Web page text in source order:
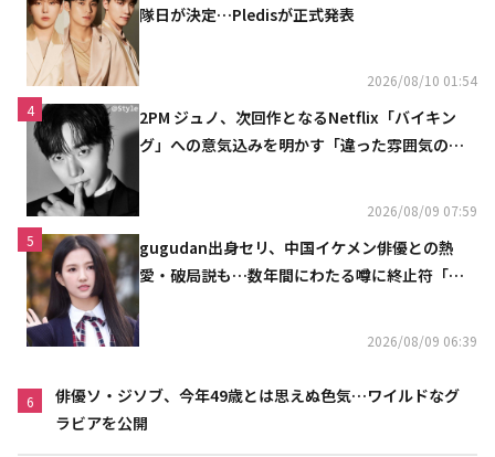
隊日が決定…Pledisが正式発表
2026/08/10 01:54
4
2PM ジュノ、次回作となるNetflix「バイキン
グ」への意気込みを明かす「違った雰囲気の姿
2026/08/09 07:59
5
gugudan出身セリ、中国イケメン俳優との熱
愛・破局説も…数年間にわたる噂に終止符「邪
2026/08/09 06:39
6
俳優ソ・ジソブ、今年49歳とは思えぬ色気…ワイルドなグ
ラビアを公開